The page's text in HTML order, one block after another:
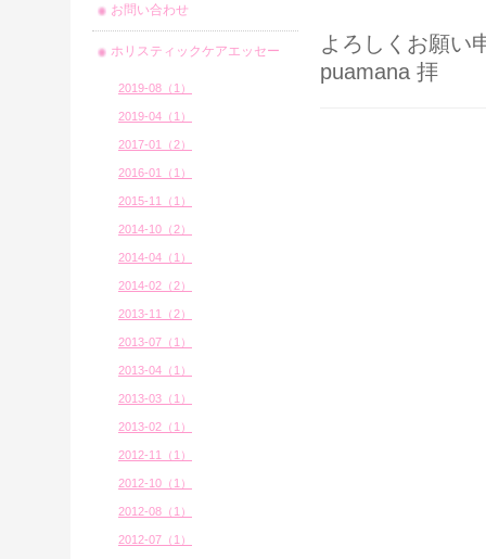
よろしくお願い
puamana 拝
お問い合わせ
ホリスティックケアエッセー
2019-08（1）
2019-04（1）
2017-01（2）
2016-01（1）
2015-11（1）
2014-10（2）
2014-04（1）
2014-02（2）
2013-11（2）
2013-07（1）
2013-04（1）
2013-03（1）
2013-02（1）
2012-11（1）
2012-10（1）
2012-08（1）
2012-07（1）